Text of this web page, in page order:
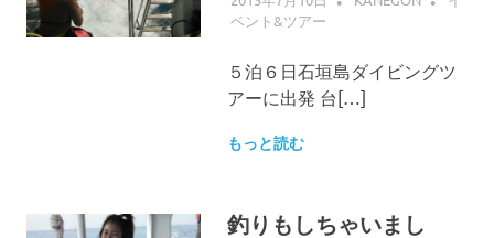
ベント&ツアー
５泊６日石垣島ダイビングツ
アーに出発 台[…]
もっと読む
釣りもしちゃいまし